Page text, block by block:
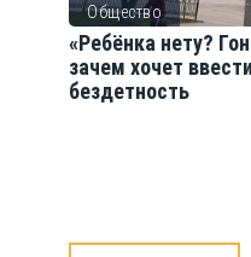
Общество
«Ребёнка нету?
зачем хочет
бездетность